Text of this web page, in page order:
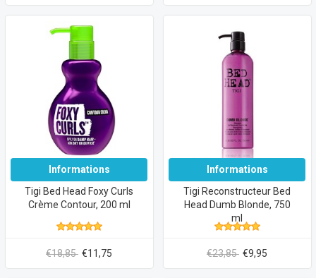
Informations
Tigi Bed Head Foxy Curls
Crème Contour, 200 ml
€18,85 €11,75
Informations
Tigi Reconstructeur Bed
Head Dumb Blonde, 750
ml
€23,85 €9,95